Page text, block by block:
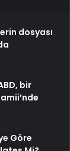
dosyası
bir
Göre